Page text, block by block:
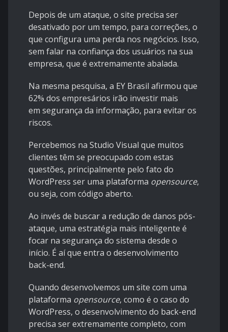
Depois de um ataque, o site precisa ser
desativado por um tempo, para correções, o
que configura uma perda nos negócios. Isso,
sem falar na confiança dos usuários na sua
empresa, que é extremamente abalada.
Na mesma pesquisa, a EY Brasil afirmou que
62% dos empresários irão investir mais
em segurança da informação, para evitar os
riscos.
Percebemos na Studio Visual que muitos
clientes têm se preocupado com estas
questões, principalmente pelo fato do
WordPress ser uma plataforma opensource,
ou seja, com código aberto.
Ao invés de buscar a redução de danos pós-
ataque, uma estratégia mais inteligente é
focar na segurança do sistema desde o
início. É aí que entra o desenvolvimento
back-end.
Quando desenvolvemos um site com uma
plataforma opensource, como é o caso do
WordPress, o desenvolvimento do back-end
precisa ser extremamente completo, com